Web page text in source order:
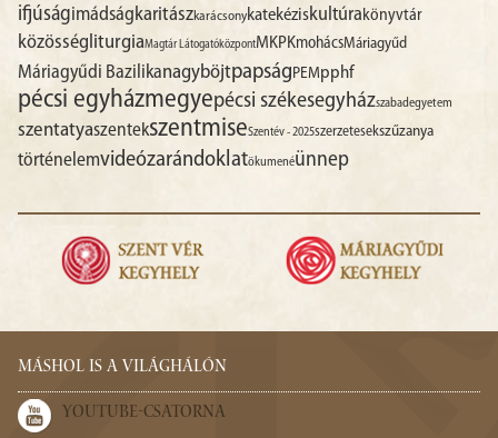
ifjúságimádságkaritászkarácsonykatekéziskultúra könyvtár
közösség liturgiaMagtár LátogatóközpontMKPKmohácsMáriagyűd
Máriagyűdi BazilikanagyböjtpapságPEMpphf
pécsi egyházmegyepécsi székesegyházszabadegyetem
szentatyaszentekszentmiseSzentév - 2025szerzetesekszűzanya
történelemvideózarándoklatökumenéünnep
MÁSHOL IS A VILÁGHÁLÓN
YOUTUBE-CSATORNA